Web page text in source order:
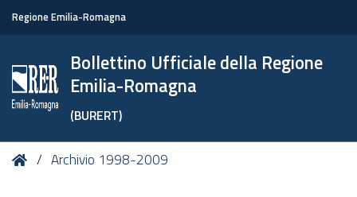
Regione Emilia-Romagna
Bollettino Ufficiale della Regione
Emilia-Romagna
(BURERT)
Tu HomeArchivio 1998-2009